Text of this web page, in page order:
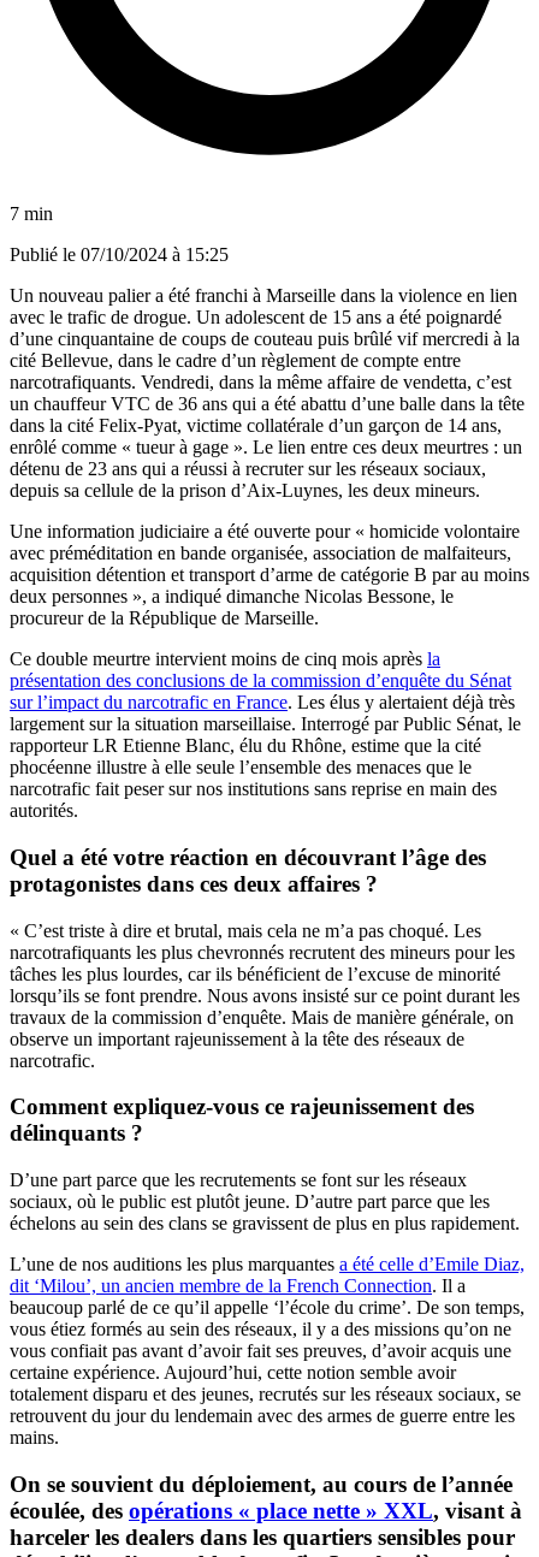
7 min
Publié le 07/10/2024 à 15:25
Un nouveau palier a été franchi à Marseille dans la violence en lien
avec le trafic de drogue. Un adolescent de 15 ans a été poignardé
d’une cinquantaine de coups de couteau puis brûlé vif mercredi à la
cité Bellevue, dans le cadre d’un règlement de compte entre
narcotrafiquants. Vendredi, dans la même affaire de vendetta, c’est
un chauffeur VTC de 36 ans qui a été abattu d’une balle dans la tête
dans la cité Felix-Pyat, victime collatérale d’un garçon de 14 ans,
enrôlé comme « tueur à gage ». Le lien entre ces deux meurtres : un
détenu de 23 ans qui a réussi à recruter sur les réseaux sociaux,
depuis sa cellule de la prison d’Aix-Luynes, les deux mineurs.
Une information judiciaire a été ouverte pour « homicide volontaire
avec préméditation en bande organisée, association de malfaiteurs,
acquisition détention et transport d’arme de catégorie B par au moins
deux personnes », a indiqué dimanche Nicolas Bessone, le
procureur de la République de Marseille.
Ce double meurtre intervient moins de cinq mois après la
présentation des conclusions de la commission d’enquête du Sénat
sur l’impact du narcotrafic en France. Les élus y alertaient déjà très
largement sur la situation marseillaise. Interrogé par Public Sénat, le
rapporteur LR Etienne Blanc, élu du Rhône, estime que la cité
phocéenne illustre à elle seule l’ensemble des menaces que le
narcotrafic fait peser sur nos institutions sans reprise en main des
autorités.
Quel a été votre réaction en découvrant l’âge des
protagonistes dans ces deux affaires ?
« C’est triste à dire et brutal, mais cela ne m’a pas choqué. Les
narcotrafiquants les plus chevronnés recrutent des mineurs pour les
tâches les plus lourdes, car ils bénéficient de l’excuse de minorité
lorsqu’ils se font prendre. Nous avons insisté sur ce point durant les
travaux de la commission d’enquête. Mais de manière générale, on
observe un important rajeunissement à la tête des réseaux de
narcotrafic.
Comment expliquez-vous ce rajeunissement des
délinquants ?
D’une part parce que les recrutements se font sur les réseaux
sociaux, où le public est plutôt jeune. D’autre part parce que les
échelons au sein des clans se gravissent de plus en plus rapidement.
L’une de nos auditions les plus marquantes a été celle d’Emile Diaz,
dit ‘Milou’, un ancien membre de la French Connection. Il a
beaucoup parlé de ce qu’il appelle ‘l’école du crime’. De son temps,
vous étiez formés au sein des réseaux, il y a des missions qu’on ne
vous confiait pas avant d’avoir fait ses preuves, d’avoir acquis une
certaine expérience. Aujourd’hui, cette notion semble avoir
totalement disparu et des jeunes, recrutés sur les réseaux sociaux, se
retrouvent du jour du lendemain avec des armes de guerre entre les
mains.
On se souvient du déploiement, au cours de l’année
écoulée, des opérations « place nette » XXL, visant à
harceler les dealers dans les quartiers sensibles pour